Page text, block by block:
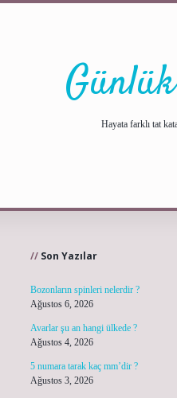
Hayata farklı tat
Son Yazılar
Bozonların spinleri nelerdir ?
Ağustos 6, 2026
Avarlar şu an hangi ülkede ?
Ağustos 4, 2026
5 numara tarak kaç mm’dir ?
Ağustos 3, 2026